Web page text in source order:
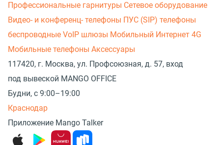
Профессиональные гарнитуры Сетевое оборудование
Видео- и конференц- телефоны ПУС (SIP) телефоны
беспроводные VoIP шлюзы Мобильный Интернет 4G
Мобильные телефоны Аксессуары
117420, г. Москва, ул. Профсоюзная, д. 57, вход
под вывеской MANGO OFFICE
Будни, с 9:00–19:00
Краснодар
Приложение Mango Talker